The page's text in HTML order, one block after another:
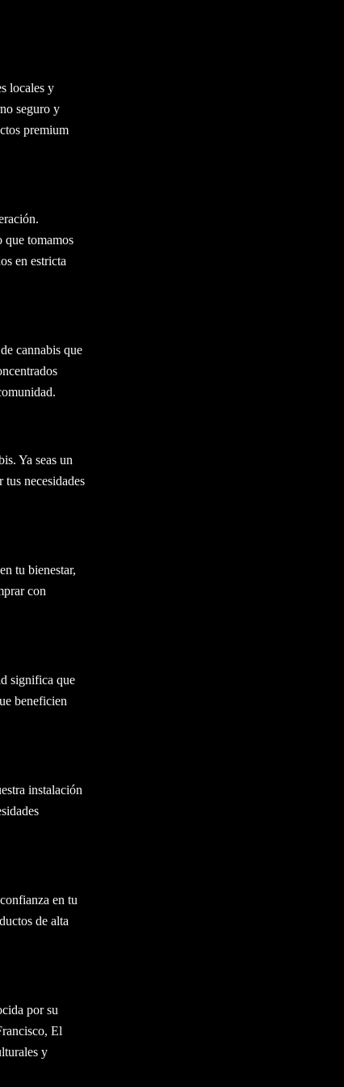
locales y
seguro y
premium
que tomamos
en estricta
cannabis que
Ya seas un
necesidades
tu bienestar,
con
significa que
beneficien
instalación
en tu
de alta
por su
El
y